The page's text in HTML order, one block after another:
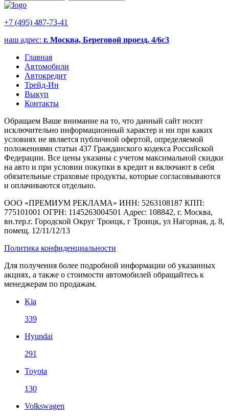
+7 (495) 487-73-41
наш адрес: г. Москва, Береговой проезд, 4/6с3
Главная
Автомобили
Автокредит
Трейд-Ин
Выкуп
Контакты
Обращаем Ваше внимание на то, что данный сайт носит
исключительно информационный характер и ни при каких
условиях не является публичной офертой, определяемой
положениями статьи 437 Гражданского кодекса Российской
Федерации. Все цены указаны с учетом максимальной скидки
на авто и при условии покупки в кредит и включают в себя
обязательные страховые продукты, которые согласовываются
и оплачиваются отдельно.
ООО «ПРЕМИУМ РЕКЛАМА» ИНН: 5263108187 КПП:
775101001 ОГРН: 1145263004501 Адрес: 108842, г. Москва,
вн.тер.г. Городской Округ Троицк, г Троицк, ул Нагорная, д. 8,
помещ. 12/11/12/13
Политика конфиденциальности
Для получения более подробной информации об указанных
акциях, а также о стоимости автомобилей обращайтесь к
менеджерам по продажам.
Kia
339
Hyundai
291
Toyota
130
Volkswagen